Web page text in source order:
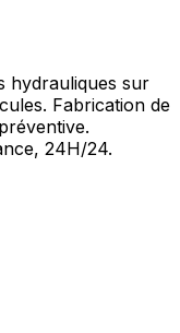
hydrauliques sur
Fabrication de
24H/24.